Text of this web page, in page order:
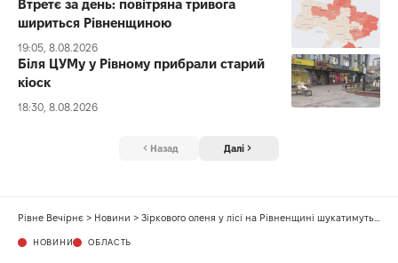
Втретє за день: повітряна тривога
шириться Рівненщиною
19:05, 8.08.2026
Біля ЦУМу у Рівному прибрали старий
кіоск
18:30, 8.08.2026
Назад Далі
Рівне Вечірнє > Новини > Зіркового оленя у лісі на Рівненщині шукатимуть за допомогою тепловізора
НОВИНИ ОБЛАСТЬ